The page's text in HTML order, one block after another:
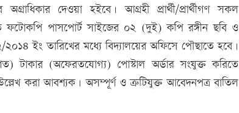
অগ্রাধিকার দেওয়া হইবে। আগ্রহী প্রার্থী/প্রার্থীগণ সকল
ফটোকপি পাসপোর্ট সাইজের ০২ (দুই) কপি রঙ্গীন ছবি ও
ইং তারিখের মধ্যে বিদ্যালয়ের অফিসে পৌছাতে হবে।
টাকার (অফেরতযোগ্য) পোস্টাল অর্ডার সংযুক্ত করিতে
করা আবশ্যক। অসম্পূর্ণ ও ত্রুটিযুক্ত আবেদনপত্র বাতিল